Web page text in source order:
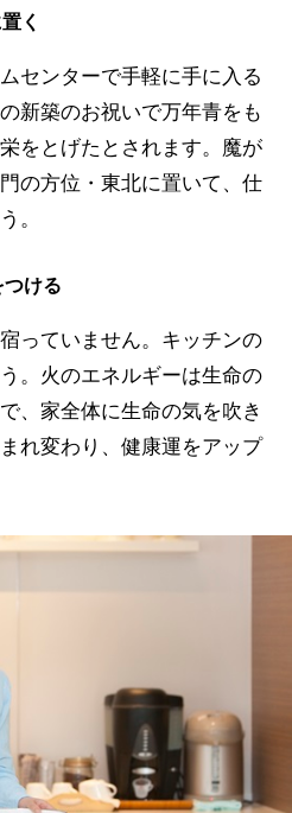
く
センターで手軽に手に入る
新築のお祝いで万年青をも
をとげたとされます。魔が
の方位・東北に置いて、仕
。
ける
っていません。キッチンの
。火のエネルギーは生命の
、家全体に生命の気を吹き
れ変わり、健康運をアップ